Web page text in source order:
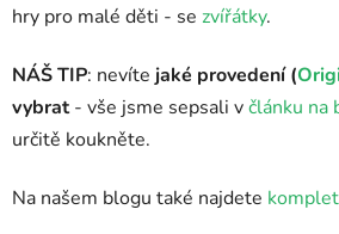
hry pro malé děti - se zvířátky.
NÁŠ TIP: nevíte jaké provedení (
vybrat- vše jsme sepsali včlánku na
určitě koukněte.
Na našem blogu také najdete